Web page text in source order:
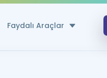
Faydalı Araçlar